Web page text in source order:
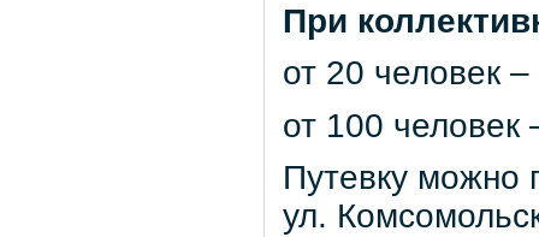
При
от 20 человек
от 100
Путевку можно
ул.